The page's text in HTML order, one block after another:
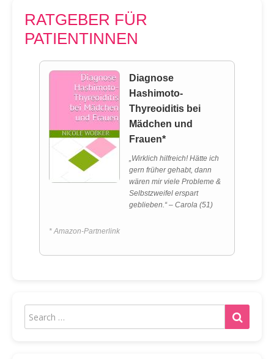
RATGEBER FÜR
PATIENTINNEN
Diagnose
Hashimoto-
Thyreoiditis bei
Mädchen und
Frauen*
„Wirklich hilfreich! Hätte ich
gern früher gehabt, dann
wären mir viele Probleme &
Selbstzweifel erspart
geblieben.“ – Carola (51)
* Amazon-Partnerlink